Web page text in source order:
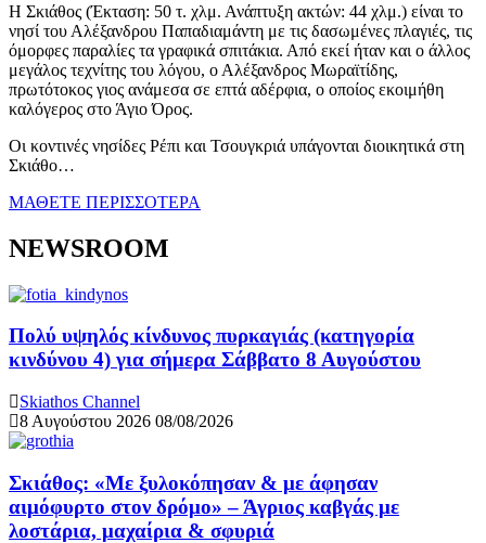
Η Σκιάθος (Έκταση: 50 τ. χλμ. Ανάπτυξη ακτών: 44 χλμ.) είναι το
νησί του Αλέξανδρου Παπαδιαμάντη με τις δασωμένες πλαγιές, τις
όμορφες παραλίες τα γραφικά σπιτάκια. Από εκεί ήταν και ο άλλος
μεγάλος τεχνίτης του λόγου, ο Αλέξανδρος Μωραϊτίδης,
πρωτότοκος γιος ανάμεσα σε επτά αδέρφια, ο οποίος εκοιμήθη
καλόγερος στο Άγιο Όρος.
Οι κοντινές νησίδες Ρέπι και Τσουγκριά υπάγονται διοικητικά στη
Σκιάθο…
ΜΑΘΕΤΕ ΠΕΡΙΣΣΟΤΕΡΑ
NEWSROOM
Πολύ υψηλός κίνδυνος πυρκαγιάς (κατηγορία
κινδύνου 4) για σήμερα Σάββατο 8 Αυγούστου
Skiathos Channel
8 Αυγούστου 2026 08/08/2026
Σκιάθος: «Με ξυλοκόπησαν & με άφησαν
αιμόφυρτο στον δρόμο» – Άγριος καβγάς με
λοστάρια, μαχαίρια & σφυριά